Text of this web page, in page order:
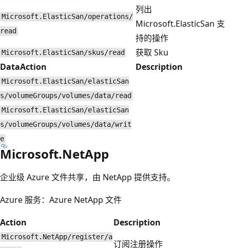
Microsoft.ElasticSan/operations/
read
列出
Microsoft.ElasticSan 支
持的操作
Microsoft.ElasticSan/skus/read
获取 Sku
DataAction
Description
Microsoft.ElasticSan/elasticSan
s/volumeGroups/volumes/data/read
Microsoft.ElasticSan/elasticSan
s/volumeGroups/volumes/data/writ
e
Microsoft.NetApp
企业级 Azure 文件共享，由 NetApp 提供支持。
Azure 服务：Azure NetApp 文件
Action
Description
Microsoft.NetApp/register/a
订阅注册操作